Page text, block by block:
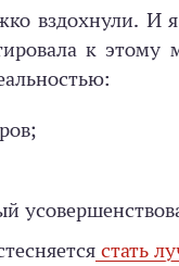
вздохнули. И
к
стать